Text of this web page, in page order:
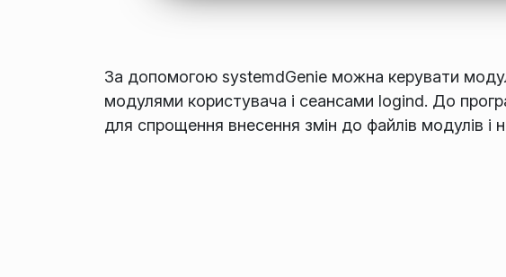
За допомогою systemdGenie можна керувати
модулями користувача і сеансами logind. До
для спрощення внесення змін до файлів модулів і